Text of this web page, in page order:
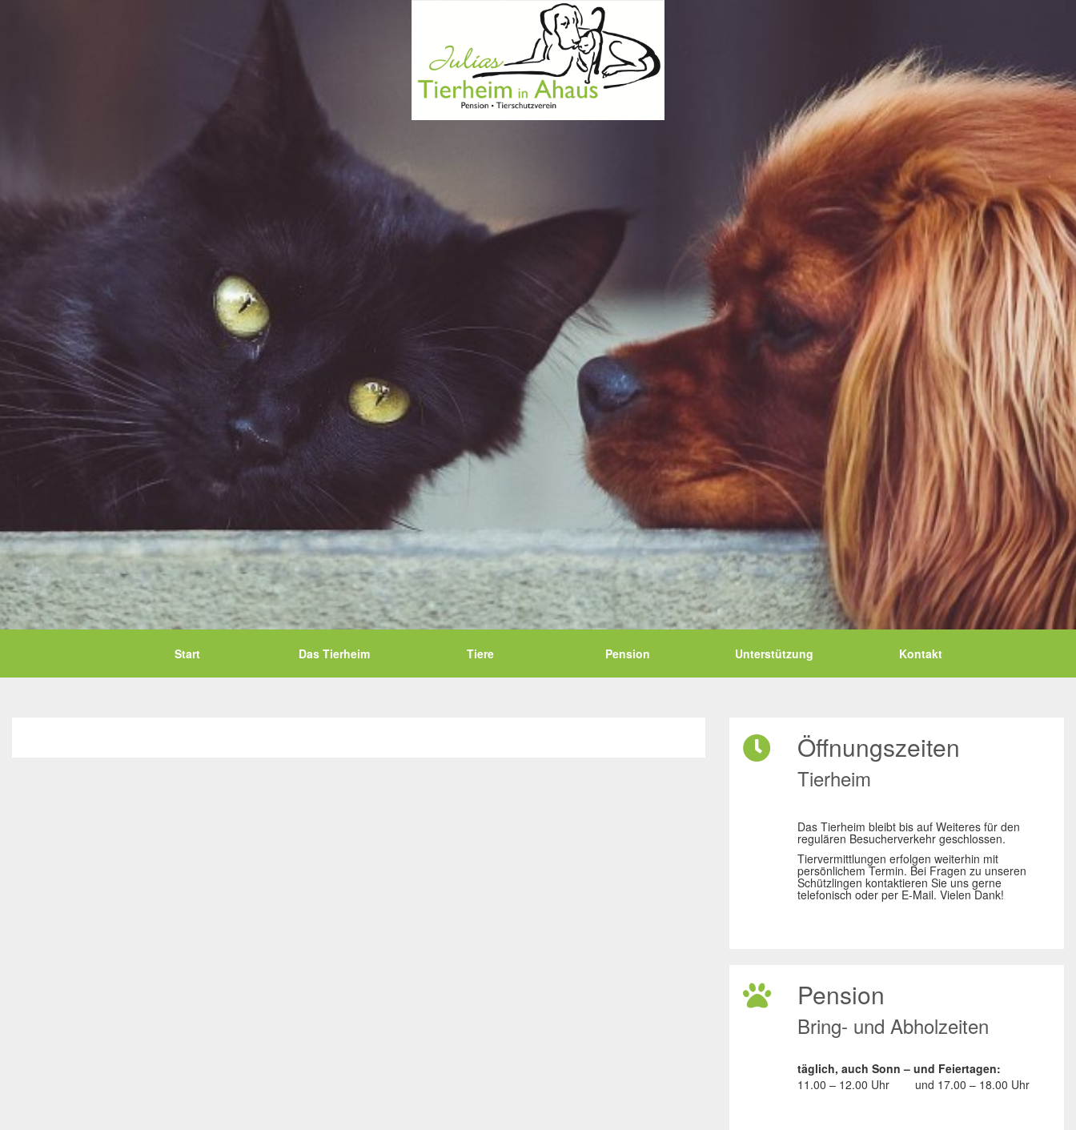
Start Das Tierheim Tiere Pension Unterstützung Kontakt
Öffnungszeiten
Tierheim
Das Tierheim bleibt bis auf Weiteres für den
regulären Besucherverkehr geschlossen.
Tiervermittlungen erfolgen weiterhin mit
persönlichem Termin. Bei Fragen zu unseren
Schützlingen kontaktieren Sie uns gerne
telefonisch oder per E-Mail. Vielen Dank!
Pension
Bring- und Abholzeiten
täglich, auch Sonn – und Feiertagen:
11.00 – 12.00 Uhr
und 17.00 – 18.00 Uhr